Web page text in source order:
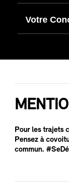
Votre
Pour les trajets
Pensez à
commun.